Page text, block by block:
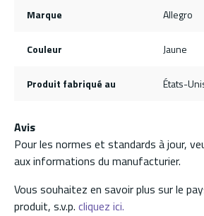
Marque Allegro
Couleur Jaune
Produit fabriqué au États-
Avis
Pour les normes et standards à jour,
aux informations du manufacturier.
Vous souhaitez en savoir plus sur le
produit, s.v.p. cliquez ici.